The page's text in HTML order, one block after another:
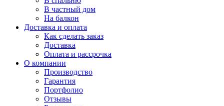
В частный дом
На балкон
Доставка и оплата
Как сделать заказ
Доставка
Оплата и рассрочка
О компании
Производство
Гарантия
Портфолио
Отзывы